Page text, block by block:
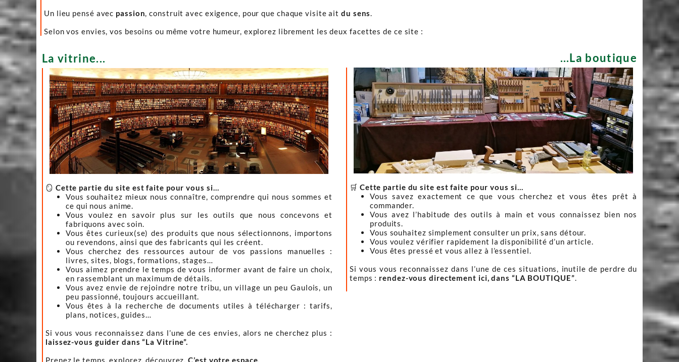
Un lieu pensé avec passion, construit avec exigence, pour que chaque visite aitdu sens.
Selon vos envies, vos besoins ou même votre humeur, explorez librement les deux facettes de ce site :
...La boutique
🛒 Cette partie du site est faite pour vous si…
Vous savez exactement ce que vous cherchez et vous êtes prêt à
commander.
Vous avez l’habitude des outils à main et vous connaissez bien nos
produits.
Vous souhaitez simplement consulter un prix, sans détour.
Vous voulez vérifier rapidement la disponibilité d’un article.
Vous êtes pressé et vous allez à l’essentiel.
Si vous vous reconnaissez dans l’une de ces situations, inutile de perdre du
temps : rendez-vous directement ici, dans “LA BOUTIQUE”.
La vitrine...
🪞 Cette partie du site est faite pour vous si…
Vous souhaitez mieux nous connaître, comprendre qui nous sommes et
ce qui nous anime.
Vous voulez en savoir plus sur les outils que nous concevons et
fabriquons avec soin.
Vous êtes curieux(se) des produits que nous sélectionnons, importons
ou revendons, ainsi que des fabricants qui les créent.
Vous cherchez des ressources autour de vos passions manuelles :
livres, sites, blogs, formations, stages…
Vous aimez prendre le temps de vous informer avant de faire un choix,
en rassemblant un maximum de détails.
Vous avez envie de rejoindre notre tribu, un village un peu Gaulois, un
peu passionné, toujours accueillant.
Vous êtes à la recherche de documents utiles à télécharger : tarifs,
plans, notices, guides…
Si vous vous reconnaissez dans l’une de ces envies, alors ne cherchez plus :
laissez-vous guider dans “La Vitrine”.
Prenez le temps, explorez, découvrez.C’est votre espace.